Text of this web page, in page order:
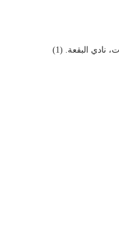
نادي البقعة. (1)